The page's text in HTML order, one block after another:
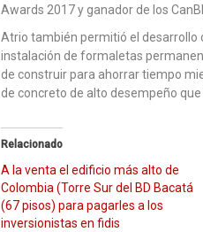
Awards 2017 y ganador de los
Atrio también permitió el desarrollo
instalación de formaletas
de construir para ahorrar tiempo
de concreto de alto desempeño
Relacionado
A la venta el edificio más alto de
Colombia (Torre Sur del BD Bacatá
(67 pisos) para pagarles a los
inversionistas en fidis